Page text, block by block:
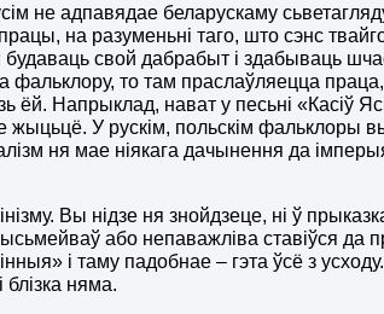
не адпавядае беларускаму
на разуменьні таго, што сэнс
свой ​​дабрабыт і здабываць
фальклору, то там праслаўляецца
ёй. Напрыклад, нават у песьні «Касіў
жыцьцё. У рускім, польскім фальклоры
ня мае ніякага дачынення да
Вы нідзе ня знойдзеце, ні ў
або непаважліва ставіўся да
і таму падобнае – гэта ўсё з
блізка няма.